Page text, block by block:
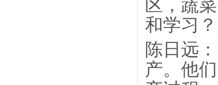
区，蔬
和学习？
陈日远：
产。他